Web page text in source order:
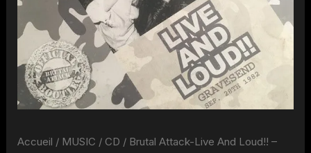
Accueil / MUSIC / CD / Brutal Attack-Live And Loud!! –